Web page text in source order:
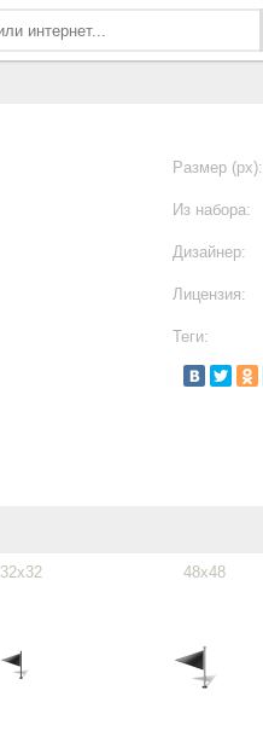
Размер (px):
Из набора:
Дизайнер:
Лицензия:
Теги:
32x32 48x48